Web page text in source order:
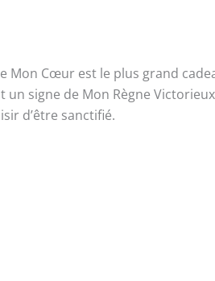
Mon Cœur est le plus grand
un signe de Mon Règne
d’être sanctifié.